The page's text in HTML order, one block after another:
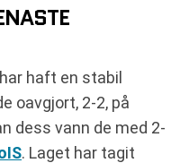
haft en stabil
oavgjort, 2-2, på
dess vann de med 2-
. Laget har tagit